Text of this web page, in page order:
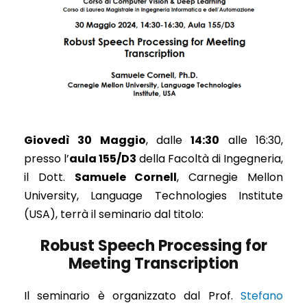
Giovedì 30 Maggio, dalle14:30 alle 16:30,
presso l’aula 155/D3 della Facoltà di Ingegneria,
il Dott. Samuele Cornell, Carnegie Mellon
University, Language Technologies Institute
(USA), terrà il seminario dal titolo:
Robust Speech Processing for
Meeting Transcription
Il seminario è organizzato dal Prof. Stefano